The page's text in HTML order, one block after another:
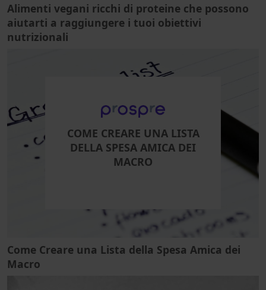
Alimenti vegani ricchi di proteine che possono
aiutarti a raggiungere i tuoi obiettivi
nutrizionali
COME CREARE UNA LISTA
DELLA SPESA AMICA DEI
MACRO
Come Creare una Lista della Spesa Amica dei
Macro